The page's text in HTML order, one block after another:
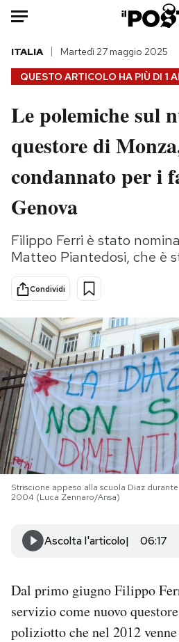
Auto
HOME
Italia
Politica
Tecnologia
Scienza
Cultura
Economia
Sport
PODCAST
NEWSLETTER
I MIEI PREFERITI
SHOP
Area Personale
Newsletter
Notifiche mobile
QUESTO ARTICOLO HA PIÙ DI 1
ITALIA Martedì 27 maggio 2025
Le polemiche sul
questore di
condannato per i
Genova
Filippo Ferri è stato
Matteo Piantedosi, che è
Condividi
Striscione appeso alla scuola Diaz
2004 (Luca Zennaro/Ansa)
Ascolta l'articolo 06:17
Dal primo giugno Filippo
servizio come nuovo
poliziotto che nel 2012